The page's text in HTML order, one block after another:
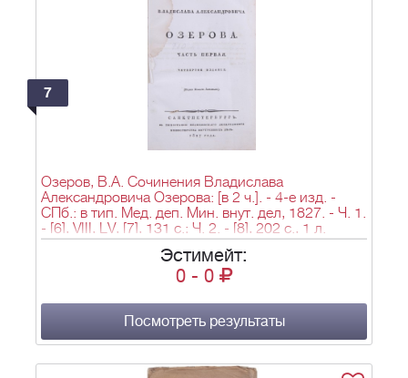
7
Озеров, В.А. Сочинения Владислава
Александровича Озерова: [в 2 ч.]. - 4-е изд. -
СПб.: в тип. Мед. деп. Мин. внут. дел, 1827. - Ч. 1.
- [6], VIII, LV, [7], 131 с.; Ч. 2. - [8], 202 с., 1 л.
факс.; 22,6х14,5 см.
Эстимейт:
0 - 0
Посмотреть результаты